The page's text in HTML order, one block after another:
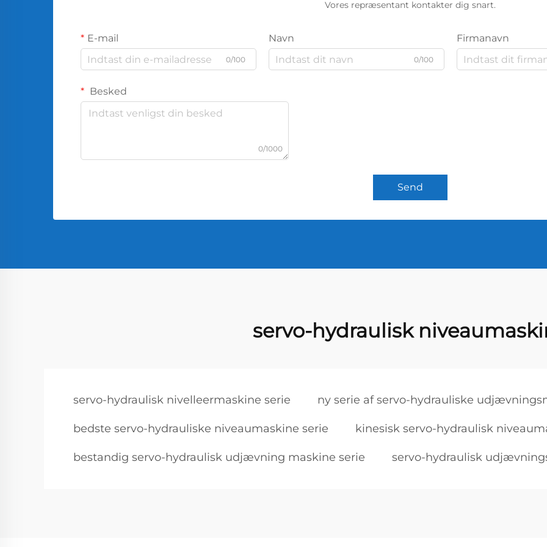
Vores repræsentant kontakter dig snart.
E-mail
0/100
Navn
0/100
Firmanavn
Besked
0/1000
Send
servo-hydraulisk
servo-hydraulisk nivelleermaskine serie ny serie af servo-hydrauliske
bedste servo-hydrauliske niveaumaskine serie kinesisk servo-hydraulisk
bestandig servo-hydraulisk udjævning maskine serie servo-hydraulisk